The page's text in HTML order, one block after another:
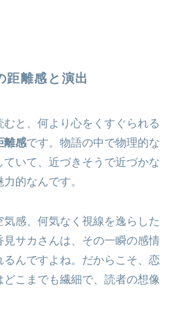
距離感と演出
むと、何より心をくすぐられる
離感です。物語の中で物理的な
いて、近づきそうで近づかな
的なんです。
感、何気なく視線を逸らした
見サカさんは、その一瞬の感情
んですよね。だからこそ、恋
こまでも繊細で、読者の想像